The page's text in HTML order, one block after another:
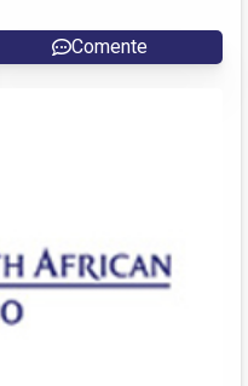
Comente